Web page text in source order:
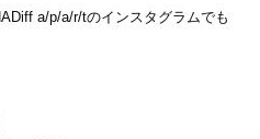
a/p/a/r/tのインスタグラムでも